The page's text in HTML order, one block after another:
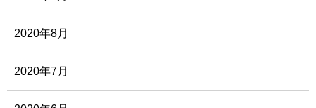
2020年8月
2020年7月